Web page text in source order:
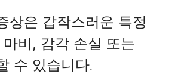
상은 갑작스러운 특정
비, 감각 손실 또는
수 있습니다.